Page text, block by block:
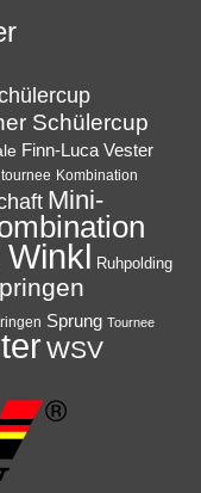
Schülercup
Finn-Luca Vester
Kombination
Mini-
Winkl Ruhpolding
Sprung Tournee
WSV